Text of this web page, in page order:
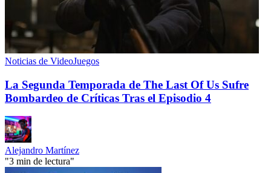
Noticias de VideoJuegos
La Segunda Temporada de The Last Of Us Sufre
Bombardeo de Críticas Tras el Episodio 4
Alejandro Martínez
"3 min de lectura"